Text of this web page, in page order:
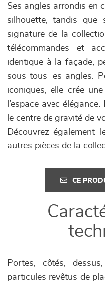
Ses angles arrondis en
silhouette, tandis que
signature de la
télécommandes et
identique à la façade,
sous tous les angles.
iconiques, elle crée
l’espace avec
le centre de gravité de
Découvrez également
autres pièces de la
CE
Portes, côtés,
particules revêtus de